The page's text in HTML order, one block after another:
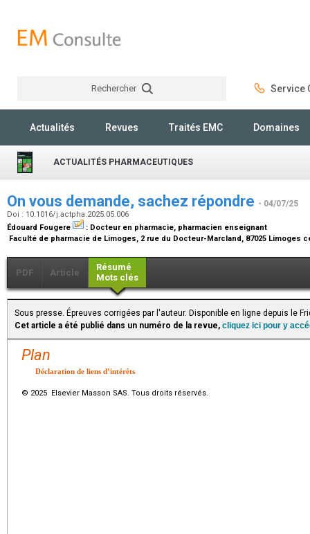
Rechercher Service
Actualités Revues Traités EMC Domaines
ACTUALITÉS PHARMACEUTIQUES
On vous demande, sachez répondre - 04/07/25
Doi : 10.1016/j.actpha.2025.05.006
Édouard Fougere
: Docteur en pharmacie, pharmacien enseignant
Faculté de pharmacie de Limoges, 2 rue du Docteur-Marcland, 87025 Limoges
PDF Article
Résumé
Mots clés
Sous presse. Épreuves corrigées par l'auteur. Disponible en ligne depuis le
Cet article a été publié dans un numéro de la revue, cliquez ici pour y
Plan
Déclaration de liens d’intérêts
© 2025 Elsevier Masson SAS. Tous droits réservés.